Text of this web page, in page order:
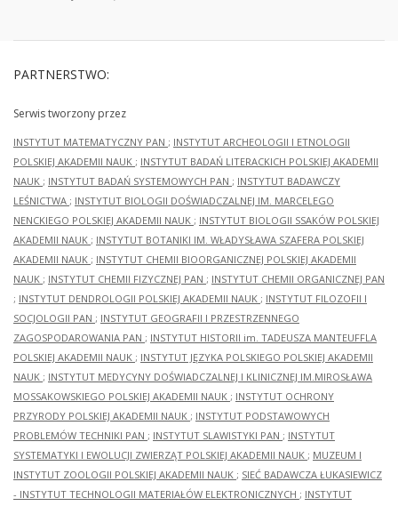
PARTNERSTWO:
Serwis tworzony przez
INSTYTUT MATEMATYCZNY PAN ; INSTYTUT ARCHEOLOGII I ETNOLOGII
POLSKIEJ AKADEMII NAUK ; INSTYTUT BADAŃ LITERACKICH POLSKIEJ AKADEMII
NAUK ; INSTYTUT BADAŃ SYSTEMOWYCH PAN ; INSTYTUT BADAWCZY
LEŚNICTWA ; INSTYTUT BIOLOGII DOŚWIADCZALNEJ IM. MARCELEGO
NENCKIEGO POLSKIEJ AKADEMII NAUK ; INSTYTUT BIOLOGII SSAKÓW POLSKIEJ
AKADEMII NAUK ; INSTYTUT BOTANIKI IM. WŁADYSŁAWA SZAFERA POLSKIEJ
AKADEMII NAUK ; INSTYTUT CHEMII BIOORGANICZNEJ POLSKIEJ AKADEMII
NAUK ; INSTYTUT CHEMII FIZYCZNEJ PAN ; INSTYTUT CHEMII ORGANICZNEJ PAN
; INSTYTUT DENDROLOGII POLSKIEJ AKADEMII NAUK ; INSTYTUT FILOZOFII I
SOCJOLOGII PAN ; INSTYTUT GEOGRAFII I PRZESTRZENNEGO
ZAGOSPODAROWANIA PAN ; INSTYTUT HISTORII im. TADEUSZA MANTEUFFLA
POLSKIEJ AKADEMII NAUK ; INSTYTUT JĘZYKA POLSKIEGO POLSKIEJ AKADEMII
NAUK ; INSTYTUT MEDYCYNY DOŚWIADCZALNEJ I KLINICZNEJ IM.MIROSŁAWA
MOSSAKOWSKIEGO POLSKIEJ AKADEMII NAUK ; INSTYTUT OCHRONY
PRZYRODY POLSKIEJ AKADEMII NAUK ; INSTYTUT PODSTAWOWYCH
PROBLEMÓW TECHNIKI PAN ; INSTYTUT SLAWISTYKI PAN ; INSTYTUT
SYSTEMATYKI I EWOLUCJI ZWIERZĄT POLSKIEJ AKADEMII NAUK ; MUZEUM I
INSTYTUT ZOOLOGII POLSKIEJ AKADEMII NAUK ; SIEĆ BADAWCZA ŁUKASIEWICZ
- INSTYTUT TECHNOLOGII MATERIAŁÓW ELEKTRONICZNYCH ; INSTYTUT